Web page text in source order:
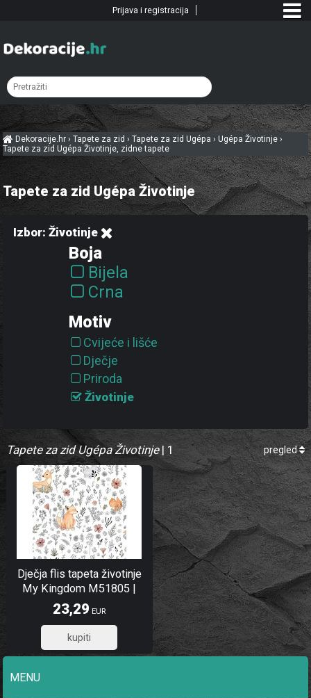
Dekoracije.hr›Tapete za zid ›Tapete za zid Ugépa ›Ugépa Životinje ›
Tapete za zid Ugépa Životinje, zidne tapete
Tapete za zid Ugépa Životinje
Izbor: Životinje
Boja
Bijela
Crna
Motiv
Cvijeće i lišće
Dječje
Priroda
Životinje
Tapete za zid Ugépa Životinje | 1 pregled
Dječja flis tapeta životinje
My Kingdom M51805 |
Ljepilo besplatno
23,29 EUR
18,63
MENU
Prijava i registracija